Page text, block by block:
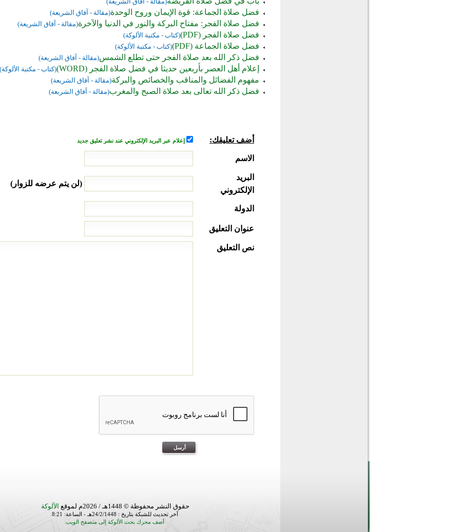
فضل صلاة الجماعة: قوة الإيمان وروح الوحدة(مقالة - آفاق الشريعة)
فضل صلاة الفجر: مفتاح البركة والنور في الدنيا والآخرة(مقالة - آفاق الشريعة)
فضل صلاة الفجر (PDF) (كتاب - مكتبة الألوكة)
فضل صلاة الجماعة (PDF) (كتاب - مكتبة الألوكة)
فضل ذكر الله بعد صلاة الفجر حتى تطلع الشمس(مقالة - آفاق الشريعة)
إعلام أهل العصر بأربعين حديثا في فضل صلاة الفجر (WORD) (كتاب - مكتبة الألوكة)
مفهوم الفضائل والمناقب والخصائص والبركة(مقالة - آفاق الشريعة)
فضل ذكر الله تعالى بعد صلاة الصبح والمغرب(مقالة - آفاق الشريعة)
أضف تعليقك: إعلام عبر البريد الإلكتروني عند نشر تعليق جديد
الاسم
البريد
الإلكتروني
(لن يتم عرضه للزوار)
الدولة
عنوان التعليق
نص التعليق
حقوق النشر محفوظة © 1448هـ / 2026م لموقع الألوكة
آخر تحديث للشبكة بتاريخ : 24/2/1448هـ - الساعة: 8:21
أضف محرك بحث الألوكة إلى متصفح الويب